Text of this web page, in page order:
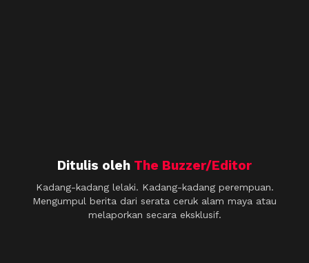
Ditulis oleh The Buzzer/Editor
Kadang-kadang lelaki. Kadang-kadang perempuan.
Mengumpul berita dari serata ceruk alam maya atau
melaporkan secara eksklusif.